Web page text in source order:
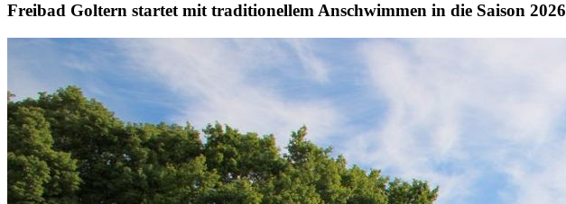
Freibad Goltern startet mit traditionellem Anschwimmen in die Saison 2026